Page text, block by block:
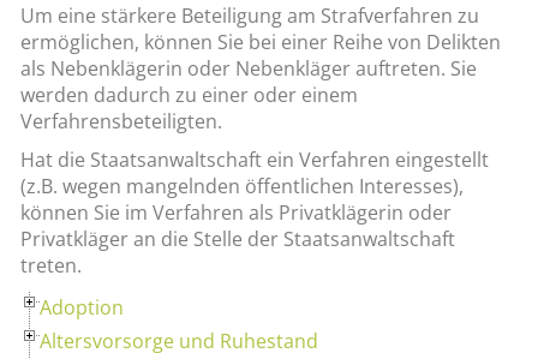
Um eine stärkere Beteiligung am Strafverfahren zu
ermöglichen, können Sie bei einer Reihe von Delikten
als Nebenklägerin oder Nebenkläger auftreten. Sie
werden dadurch zu einer oder einem
Verfahrensbeteiligten.
Hat die Staatsanwaltschaft ein Verfahren eingestellt
(z.B. wegen mangelnden öffentlichen Interesses),
können Sie im Verfahren als Privatklägerin oder
Privatkläger an die Stelle der Staatsanwaltschaft
treten.
Adoption
Altersvorsorge und Ruhestand